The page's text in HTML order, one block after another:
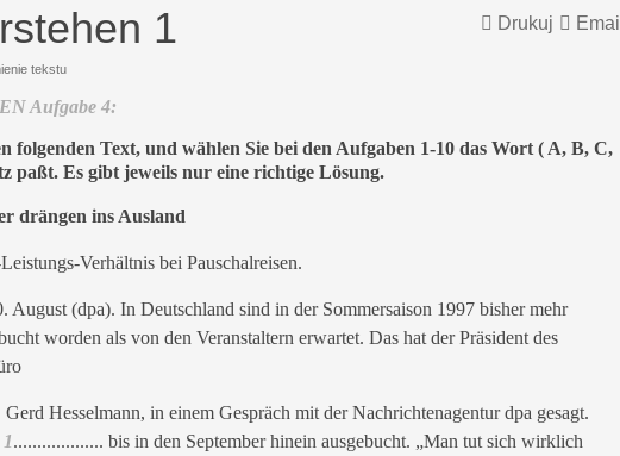
Email
Drukuj
1
tekstu
Aufgabe 4:
folgenden Text, und wählen Sie bei den Aufgaben 1-10 das Wort ( A, B, C,
paßt. Es gibt jeweils nur eine richtige Lösung.
drängen ins Ausland
Verhältnis bei Pauschalreisen.
(dpa). In Deutschland sind in der Sommersaison 1997 bisher mehr
worden als von den Veranstaltern erwartet. Das hat der Präsident des
Hesselmann, in einem Gespräch mit der Nachrichtenagentur dpa gesagt.
1................... bis in den September hinein ausgebucht. „Man tut sich wirklich